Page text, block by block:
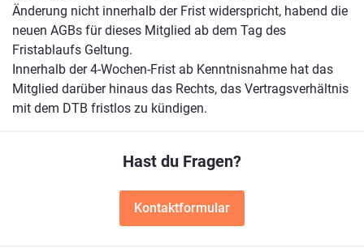
Änderung nicht innerhalb der Frist widerspricht, habend die
neuen AGBs für dieses Mitglied ab dem Tag des
Fristablaufs Geltung.
Innerhalb der 4-Wochen-Frist ab Kenntnisnahme hat das
Mitglied darüber hinaus das Rechts, das Vertragsverhältnis
mit dem DTB fristlos zu kündigen.
Hast du Fragen?
Kontaktformular